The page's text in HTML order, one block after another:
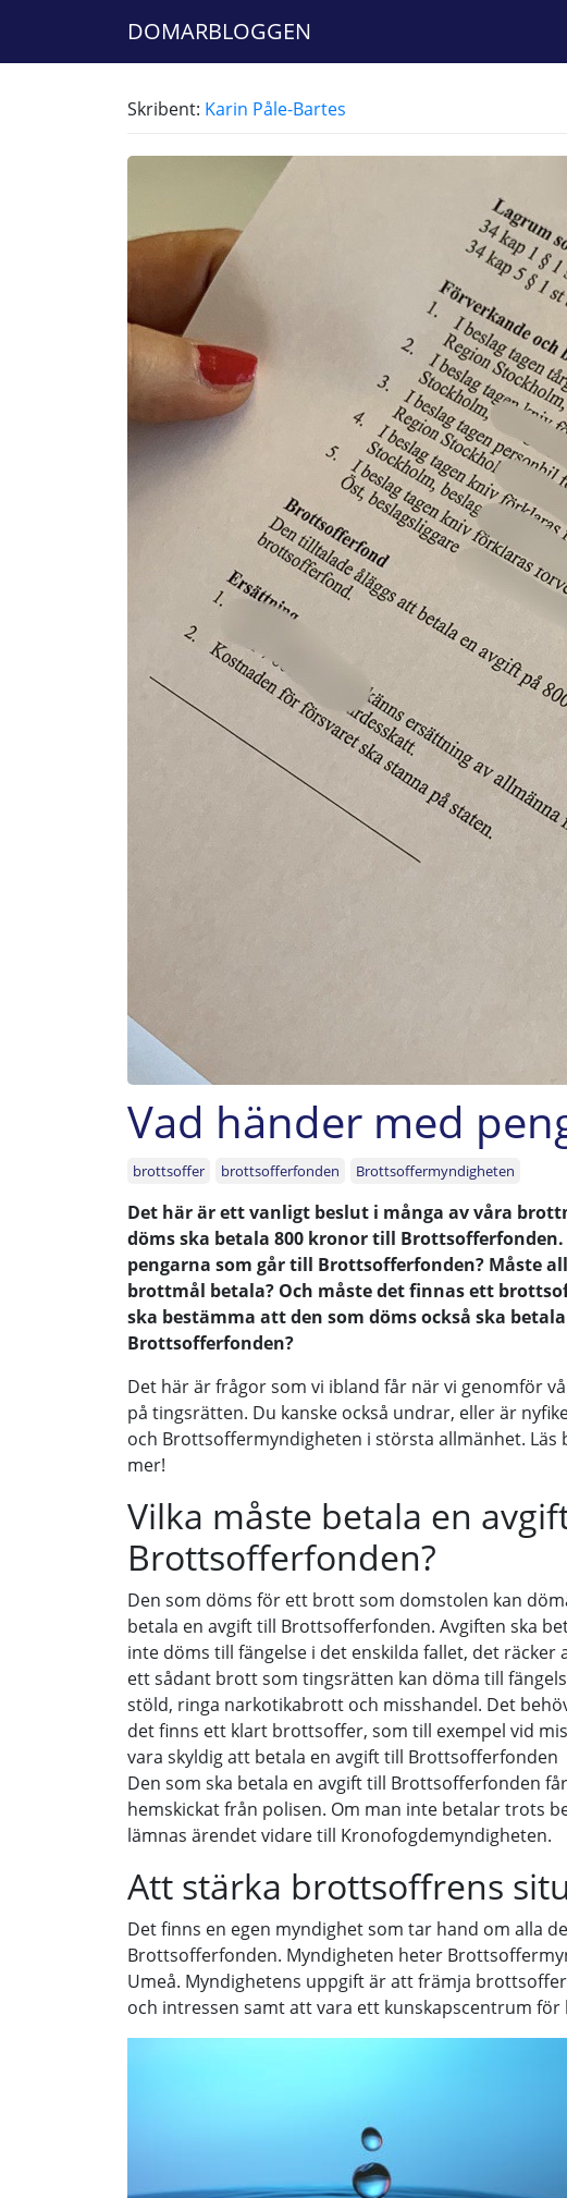
DOMARBLOGGEN
Skribent: Karin Påle-Bartes
Vad händer med
brottsoffer brottsofferfonden Brottsoffermyndigheten
Det här är ett vanligt beslut i många av våra
döms ska betala 800 kronor till Brottsofferfonden.
pengarna som går till Brottsofferfonden? Måste
brottmål betala? Och måste det finnas ett
ska bestämma att den som döms också ska
Brottsofferfonden?
Det här är frågor som vi ibland får när vi genomför
på tingsrätten. Du kanske också undrar, eller är
och Brottsoffermyndigheten i största allmänhet. Läs
mer!
Vilka måste betala en
Brottsofferfonden?
Den som döms för ett brott som domstolen kan
betala en avgift till Brottsofferfonden. Avgiften ska
inte döms till fängelse i det enskilda fallet, det
ett sådant brott som tingsrätten kan döma till
stöld, ringa narkotikabrott och misshandel. Det
det finns ett klart brottsoffer, som till exempel vid
vara skyldig att betala en avgift till Brottsofferfonden
Den som ska betala en avgift till Brottsofferfonden
hemskickat från polisen. Om man inte betalar trots
lämnas ärendet vidare till Kronofogdemyndigheten.
Att stärka brottsoffrens
Det finns en egen myndighet som tar hand om alla
Brottsofferfonden. Myndigheten heter
Umeå. Myndighetens uppgift är att främja
och intressen samt att vara ett kunskapscentrum